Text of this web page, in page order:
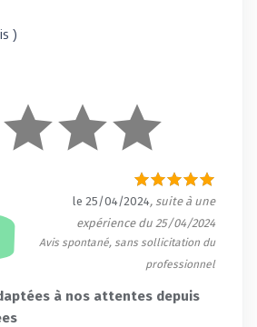
)
le 25/04/2024, suite à une
expérience du 25/04/2024
Avis spontané, sans sollicitation du
professionnel
à nos attentes depuis